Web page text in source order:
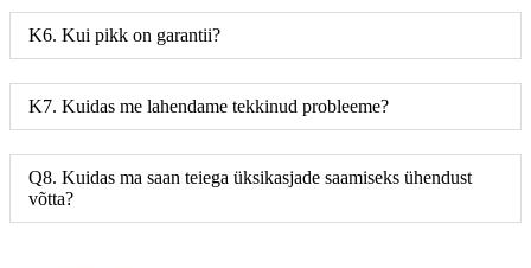
K6. Kui pikk on garantii?
K7. Kuidas me lahendame tekkinud probleeme?
Q8. Kuidas ma saan teiega üksikasjade saamiseks ühendust
võtta?